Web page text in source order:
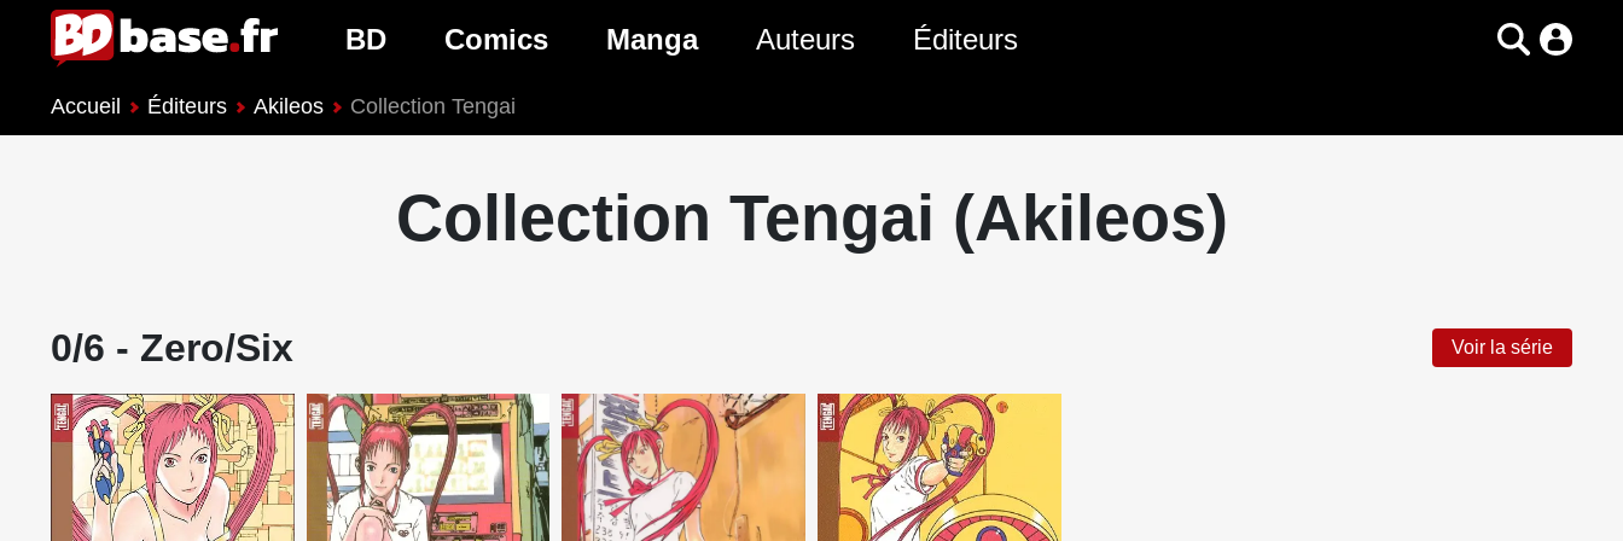
BD
Nouveautés BD
Genres BD
Comics
Nouveautés Comics
Genres Comics
Manga
Genres Manga
Auteurs Éditeurs
Accueil Éditeurs Akileos Collection Tengai
Collection Tengai (Akileos)
0/6 - Zero/Six Voir la série